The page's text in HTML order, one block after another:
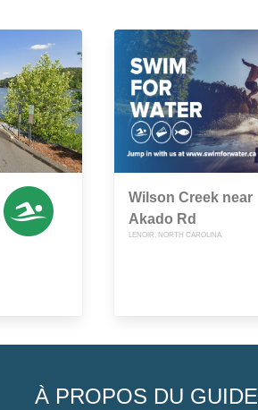
Wilson Creek near
Akado Rd
LENOIR, NORTH CAROLINA
À PROPOS DU GUIDE